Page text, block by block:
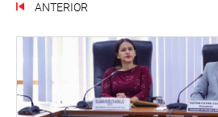
ANTERIOR